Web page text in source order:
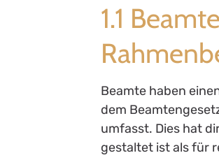
1.1
Beamte haben
dem
umfasst. Dies hat
gestaltet ist als für